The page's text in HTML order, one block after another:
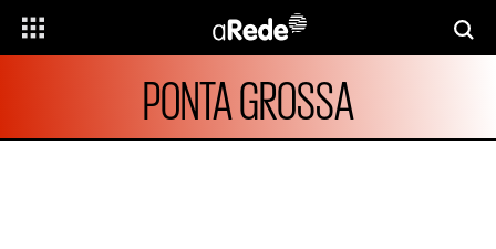
PONTA GROSSA